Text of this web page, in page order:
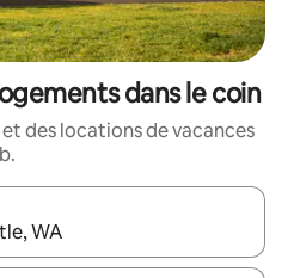
dans le coin
des locations de vacances
parcourez-les en utilisant